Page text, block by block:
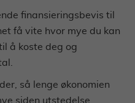
finansieringsbevis til
få vite hvor mye du kan
å koste deg og
så lenge økonomien
siden utstedelse.